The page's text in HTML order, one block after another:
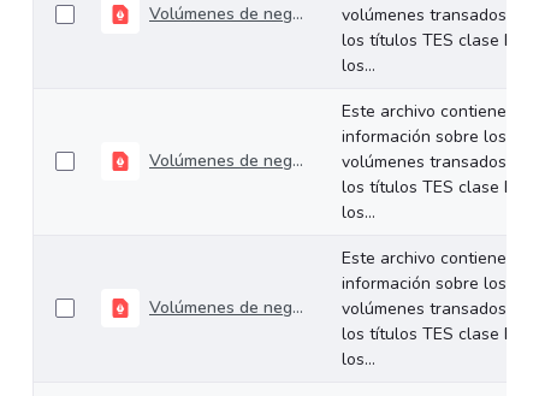
Volúmenes de negociación del 14 al 17 de julio de 2026
volúmenes transados de
los títulos TES clase B en
los...
Volúmenes de negociación del 06 al 10 de julio de 2026
Este archivo contiene
información sobre los
volúmenes transados de
los títulos TES clase B en
los...
Volúmenes de negociación del 30 de junio al 03 de julio de 2026
Este archivo contiene
información sobre los
volúmenes transados de
los títulos TES clase B en
los...